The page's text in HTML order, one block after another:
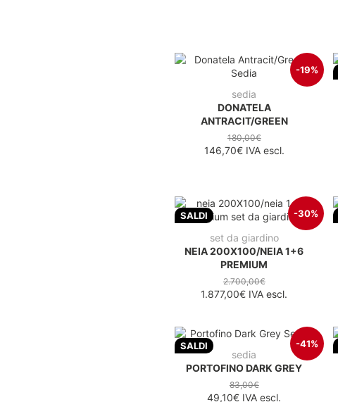
-19%
sedia
DONATELA
ANTRACIT/GREEN
180,00€
146,70€IVA escl.
SALDI -30%
set da giardino
NEIA 200X100/NEIA 1+6
PREMIUM
2.700,00€
1.877,00€ IVA escl.
SALDI -41%
sedia
PORTOFINO DARK GREY
83,00€
49,10€ IVA escl.